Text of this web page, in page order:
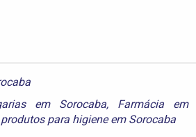
em Sorocaba, Farmácia em
produtos para higiene em Sorocaba